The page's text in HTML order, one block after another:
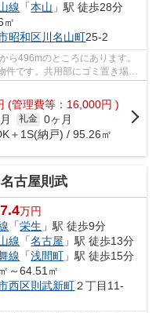
線 「本山 」駅 徒歩28分
㎡
昭和区川名山町25-2
ら496mのところにあります。
件です。共用部にゴミ置き場が
(管理費等：16,000円 )
礼金 0ヶ月
＋1S(納戸) / 95.26㎡
古屋則武
万円
「栄生 」駅 徒歩9分
線 「名古屋 」駅 徒歩13分
線 「浅間町 」駅 徒歩15分
～64.51㎡
西区則武新町２丁目11-